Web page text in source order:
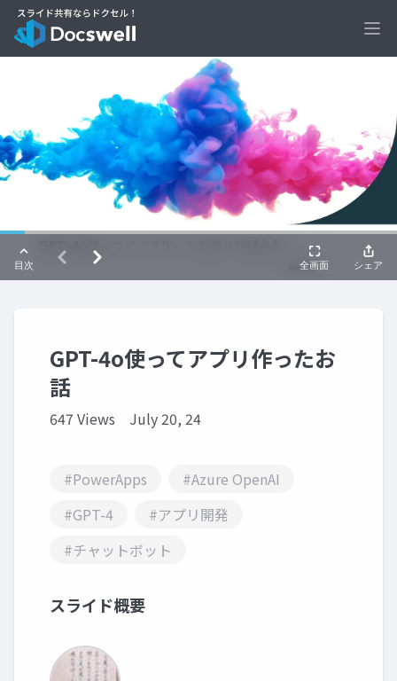
GPT-4o使ってアプリ作ったお
話
647 Views July 20, 24
#PowerApps
#Azure OpenAI
#GPT-4
#アプリ開発
#チャットボット
スライド概要